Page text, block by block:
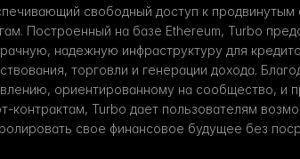
свободный доступ к продвинутым
Построенный на базе Ethereum, Turbo
надежную инфраструктуру для
торговли и генерации дохода.
ориентированному на сообщество, и
контрактам, Turbo дает пользователям
свое финансовое будущее без